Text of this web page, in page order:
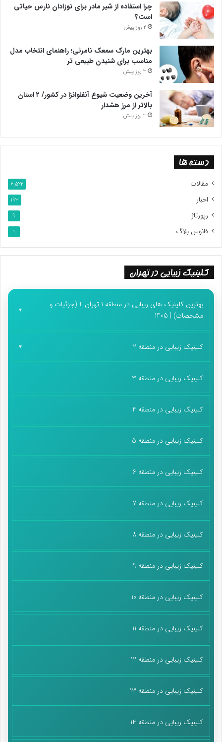
چرا استفاده از شیر مادر برای نوزادان نارس حیاتی
است؟
2 روز پیش
بهترین مارک سمعک نامرئی؛ راهنمای انتخاب مدل
مناسب برای شنیدن طبیعی تر
3 روز پیش
آخرین وضعیت شیوع آنفلوانزا در کشور/ ۲ استان
بالاتر از مرز هشدار
3 روز پیش
دسته ها
مقالات 6,522
اخبار 193
رپورتاژ 9
فانوس بلاگ 1
کلینیک زیبایی در تهران
بهترین کلینیک های زیبایی در منطقه 1 تهران + (جزئیات و
مشخصات) | 1405
کلینیک زیبایی در منطقه 2
کلینیک زیبایی در منطقه 3
کلینیک زیبایی در منطقه 4
کلینیک زیبایی در منطقه 5
کلینیک زیبایی در منطقه 6
کلینیک زیبایی در منطقه 7
کلینیک زیبایی در منطقه 8
کلینیک زیبایی در منطقه 9
کلینیک زیبایی در منطقه 10
کلینیک زیبایی در منطقه 11
کلینیک زیبایی در منطقه 12
کلینیک زیبایی در منطقه 13
کلینیک زیبایی در منطقه 14